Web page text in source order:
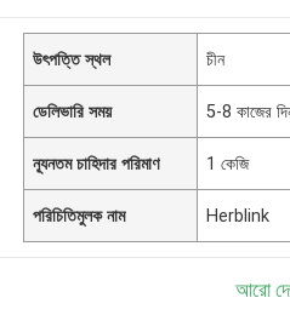
উৎপত্তি স্থল চীন
ডেলিভারি সময় 5-8 কাজের
ন্যূনতম চাহিদার পরিমাণ 1 কেজি
পরিচিতিমুলক নাম Herblink
আরো